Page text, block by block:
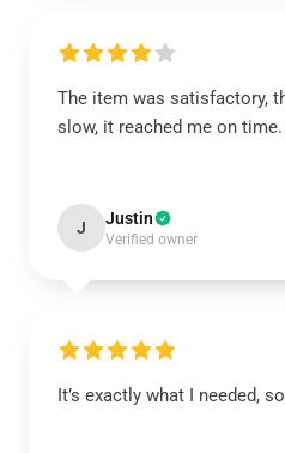
The item was satisfactory,
slow, it reached me on time.
J Justin
Verified owner
It’s exactly what I needed,